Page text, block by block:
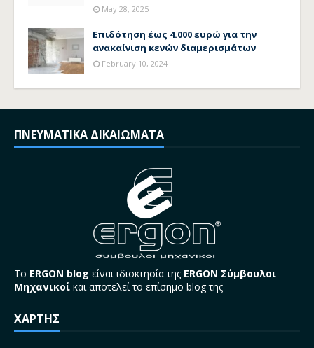
May 28, 2025
Επιδότηση έως 4.000 ευρώ για την
ανακαίνιση κενών διαμερισμάτων
February 10, 2024
ΠΝΕΥΜΑΤΙΚΑ ΔΙΚΑΙΩΜΑΤΑ
Το ERGON blog είναι ιδιοκτησία της ERGON Σύμβουλοι
Μηχανικοί και αποτελεί το επίσημο blog της
ΧΑΡΤΗΣ